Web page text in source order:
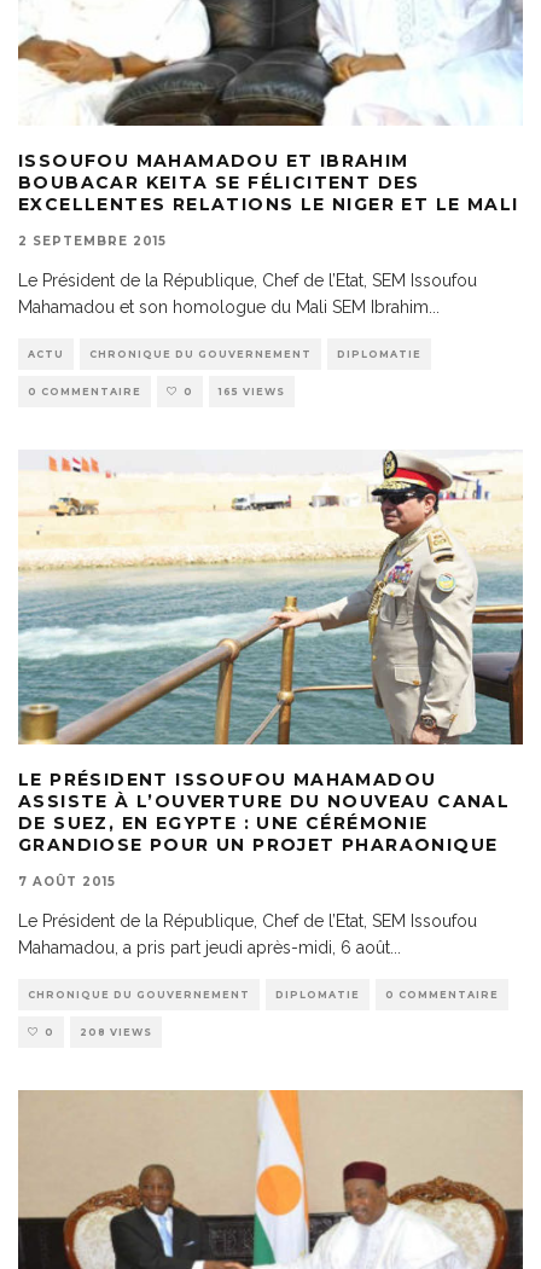
ISSOUFOU MAHAMADOU ET IBRAHIM
BOUBACAR KEITA SE FÉLICITENT DES
EXCELLENTES RELATIONS LE NIGER ET LE MALI
2 SEPTEMBRE 2015
Le Président de la République, Chef de l’Etat, SEM Issoufou
Mahamadou et son homologue du Mali SEM Ibrahim
ACTU CHRONIQUE DU GOUVERNEMENT DIPLOMATIE
0 COMMENTAIRE 0 165 VIEWS
LE PRÉSIDENT ISSOUFOU MAHAMADOU
ASSISTE À L’OUVERTURE DU NOUVEAU CANAL
DE SUEZ, EN EGYPTE : UNE CÉRÉMONIE
GRANDIOSE POUR UN PROJET PHARAONIQUE
7 AOÛT 2015
Le Président de la République, Chef de l’Etat, SEM Issoufou
Mahamadou, a pris part jeudi après-midi, 6 août
CHRONIQUE DU GOUVERNEMENT DIPLOMATIE 0 COMMENTAIRE
0 208 VIEWS